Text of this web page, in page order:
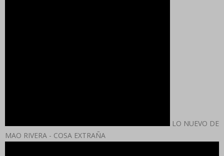
LO NUEVO DE
MAO RIVERA - COSA EXTRAÑA